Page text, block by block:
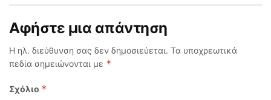
Αφήστε μια απάντηση
Η ηλ. διεύθυνση σας δεν δημοσιεύεται. Τα υποχρεωτικά
πεδία σημειώνονται με *
Σχόλιο *